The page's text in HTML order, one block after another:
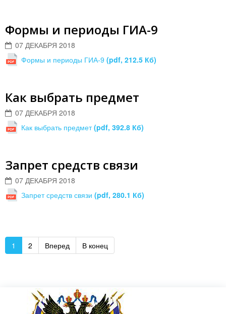
Формы и периоды ГИА-9
07 ДЕКАБРЯ 2018
Формы и периоды ГИА-9 (pdf, 212.5 Кб)
Как выбрать предмет
07 ДЕКАБРЯ 2018
Как выбрать предмет(pdf, 392.8 Кб)
Запрет средств связи
07 ДЕКАБРЯ 2018
Запрет средств связи (pdf, 280.1 Кб)
1 2 Вперед В конец